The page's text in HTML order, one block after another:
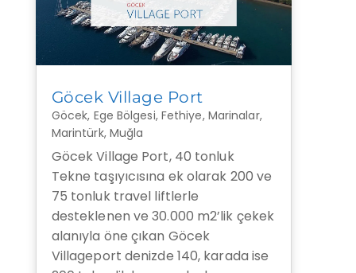
Göcek Village Port
Göcek, Ege Bölgesi, Fethiye, Marinalar,
Marintürk, Muğla
Göcek Village Port, 40 tonluk
Tekne taşıyıcısına ek olarak 200 ve
75 tonluk travel liftlerle
desteklenen ve 30.000 m2’lik çekek
alanıyla öne çıkan Göcek
Villageport denizde 140, karada ise